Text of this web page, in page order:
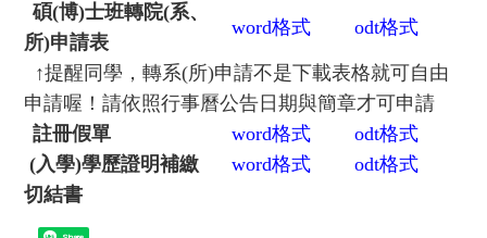
碩(博)士班轉院(系、
所)申請表
word格式 odt格式
↑提醒同學，轉系(所)申請不是下載表格就可自由
申請喔！請依照行事曆公告日期與簡章才可申請
註冊假單
word格式 odt格式
(入學)學歷證明補繳
切結書
word格式 odt格式